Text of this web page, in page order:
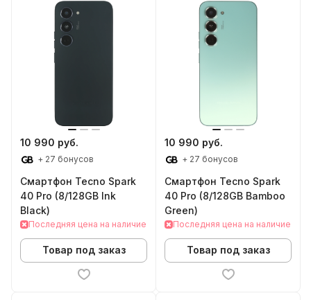
10 990 руб.
+ 27 бонусов
Смартфон Tecno Spark
40 Pro (8/128GB Ink
Black)
Последняя цена на наличие
Товар под заказ
10 990 руб.
+ 27 бонусов
Смартфон Tecno Spark
40 Pro (8/128GB Bamboo
Green)
Последняя цена на наличие
Товар под заказ